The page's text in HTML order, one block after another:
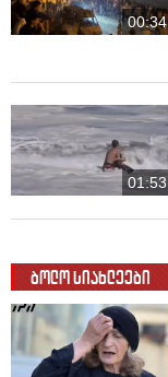
00:34
01:53
ბოლო სიახლეები